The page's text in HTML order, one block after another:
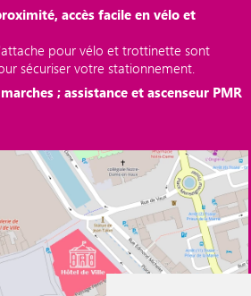
accès facile en vélo et
pour vélo et trottinette sont
sécuriser votre stationnement.
; assistance et ascenseur PMR